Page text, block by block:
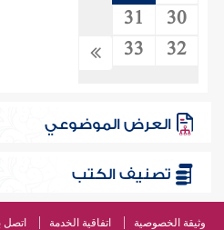
30
31
32
33
العرض الموضوعي
تصنيف الكتب
وثيقة الخصوصية اتفاقية الخدمة اتصل